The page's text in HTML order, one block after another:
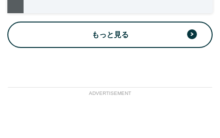
もっと見る
ADVERTISEMENT